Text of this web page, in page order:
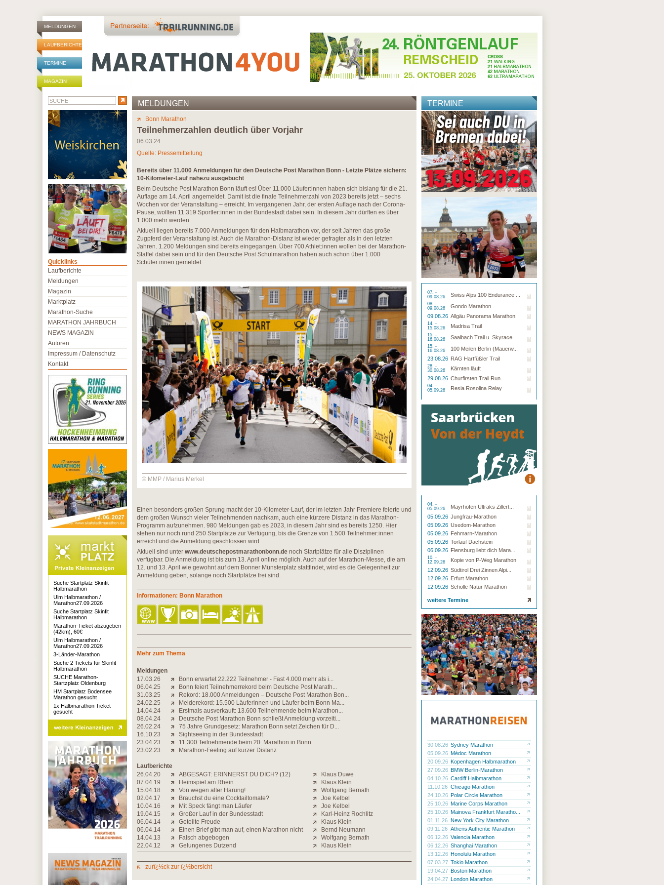
MELDUNGEN
LAUFBERICHTE
TERMINE
MAGAZIN
MELDUNGEN
Bonn Marathon
Teilnehmerzahlen deutlich über Vorjahr
06.03.24
Quelle: Pressemitteilung
Bereits über 11.000 Anmeldungen für den Deutsche Post Marathon Bonn - Letzte Plätze sichern:
10-Kilometer-Lauf nahezu ausgebucht
Beim Deutsche Post Marathon Bonn läuft es! Über 11.000 Läufer:innen haben sich bislang für die 21.
Auflage am 14. April angemeldet. Damit ist die finale Teilnehmerzahl von 2023 bereits jetzt – sechs
Wochen vor der Veranstaltung – erreicht. Im vergangenen Jahr, der ersten Auflage nach der Corona-
Pause, wollten 11.319 Sportler:innen in der Bundestadt dabei sein. In diesem Jahr dürften es über
1.000 mehr werden.
Aktuell liegen bereits 7.000 Anmeldungen für den Halbmarathon vor, der seit Jahren das große
Zugpferd der Veranstaltung ist. Auch die Marathon-Distanz ist wieder gefragter als in den letzten
Jahren. 1.200 Meldungen sind bereits eingegangen. Über 700 Athlet:innen wollen bei der Marathon-
Staffel dabei sein und für den Deutsche Post Schulmarathon haben auch schon über 1.000
Schüler:innen gemeldet.
© MMP / Marius Merkel
Einen besonders großen Sprung macht der 10-Kilometer-Lauf, der im letzten Jahr Premiere feierte und
dem großen Wunsch vieler Teilnehmenden nachkam, auch eine kürzere Distanz in das Marathon-
Programm aufzunehmen. 980 Meldungen gab es 2023, in diesem Jahr sind es bereits 1250. Hier
stehen nur noch rund 250 Startplätze zur Verfügung, bis die Grenze von 1.500 Teilnehmer:innen
erreicht und die Anmeldung geschlossen wird.
Aktuell sind unter www.deutschepostmarathonbonn.de noch Startplätze für alle Disziplinen
verfügbar. Die Anmeldung ist bis zum 13. April online möglich. Auch auf der Marathon-Messe, die am
12. und 13. April wie gewohnt auf dem Bonner Münsterplatz stattfindet, wird es die Gelegenheit zur
Anmeldung geben, solange noch Startplätze frei sind.
Informationen: Bonn Marathon
Mehr zum Thema
Meldungen
17.03.26
Bonn erwartet 22.222 Teilnehmer - Fast 4.000 mehr als i...
06.04.25
Bonn feiert Teilnehmerrekord beim Deutsche Post Marath...
31.03.25
Rekord: 18.000 Anmeldungen – Deutsche Post Marathon Bon...
24.02.25
Melderekord: 15.500 Läuferinnen und Läufer beim Bonn Ma...
14.04.24
Erstmals ausverkauft: 13.600 Teilnehmende beim Marathon...
08.04.24
Deutsche Post Marathon Bonn schließt Anmeldung vorzeiti...
26.02.24
75 Jahre Grundgesetz: Marathon Bonn setzt Zeichen für D...
16.10.23
Sightseeing in der Bundesstadt
23.04.23
11.300 Teilnehmende beim 20. Marathon in Bonn
23.02.23
Marathon-Feeling auf kurzer Distanz
Laufberichte
26.04.20
ABGESAGT: ERINNERST DU DICH? (12)
Klaus Duwe
07.04.19
Heimspiel am Rhein
Klaus Klein
15.04.18
Von wegen alter Harung!
Wolfgang Bernath
02.04.17
Brauchst du eine Cocktailtomate?
Joe Kelbel
10.04.16
Mit Speck fängt man Läufer
Joe Kelbel
19.04.15
Großer Lauf in der Bundesstadt
Karl-Heinz Rochlitz
06.04.14
Geteilte Freude
Klaus Klein
06.04.14
Einen Brief gibt man auf, einen Marathon nicht
Bernd Neumann
14.04.13
Falsch abgebogen
Wolfgang Bernath
22.04.12
Gelungenes Dutzend Klaus Klein
zurï¿½ck zur ï¿½bersicht
TERMINE
07. -
09.08.26
Swiss Alps 100 Endurance ...
08. -
09.08.26
Gondo Marathon
09.08.26 Allgäu Panorama Marathon
14. -
15.08.26
Madrisa Trail
15. -
16.08.26
Saalbach Trail u. Skyrace
15. -
16.08.26
100 Meilen Berlin (Mauerw...
23.08.26 RAG Hartfüßler Trail
28. -
30.08.26
Kärnten läuft
29.08.26 Churfirsten Trail Run
04. -
05.09.26
Resia Rosolina Relay
04. -
05.09.26
Mayrhofen Ultraks Zillert...
05.09.26 Jungfrau-Marathon
05.09.26 Usedom-Marathon
05.09.26 Fehmarn-Marathon
05.09.26 Torlauf Dachstein
06.09.26 Flensburg liebt dich Mara...
10. -
12.09.26
Kopie von P-Weg Marathon
12.09.26 Südtirol Drei Zinnen Alpi...
12.09.26 Erfurt Marathon
12.09.26 Scholle Natur Marathon
weitere Termine
30.08.26 Sydney Marathon
05.09.26 Médoc Marathon
20.09.26 Kopenhagen Halbmarathon
27.09.26 BMW Berlin-Marathon
04.10.26 Cardiff Halbmarathon
11.10.26 Chicago Marathon
24.10.26 Polar Circle Marathon
25.10.26 Marine Corps Marathon
25.10.26 Mainova Frankfurt Maratho...
01.11.26 New York City Marathon
09.11.26 Athens Authentic Marathon
06.12.26 Valencia Marathon
06.12.26 Shanghai Marathon
13.12.26 Honolulu Marathon
07.03.27 Tokio Marathon
19.04.27 Boston Marathon
24.04.27 London Marathon
Quicklinks
Laufberichte
Meldungen
Magazin
Marktplatz
Marathon-Suche
MARATHON JAHRBUCH
NEWS MAGAZIN
Autoren
Impressum / Datenschutz
Kontakt
Suche Startplatz Skinfit
Halbmarathon
Ulm Halbmarathon /
Marathon27.09.2026
Suche Startplatz Skinfit
Halbmarathon
Marathon-Ticket abzugeben
(42km), 60€
Ulm Halbmarathon /
Marathon27.09.2026
3-Länder-Marathon
Suche 2 Tickets für Skinfit
Halbmarathon
SUCHE Marathon-
Startzplatz Oldenburg
HM Startplatz Bodensee
Marathon gesucht
1x Halbmarathon Ticket
gesucht